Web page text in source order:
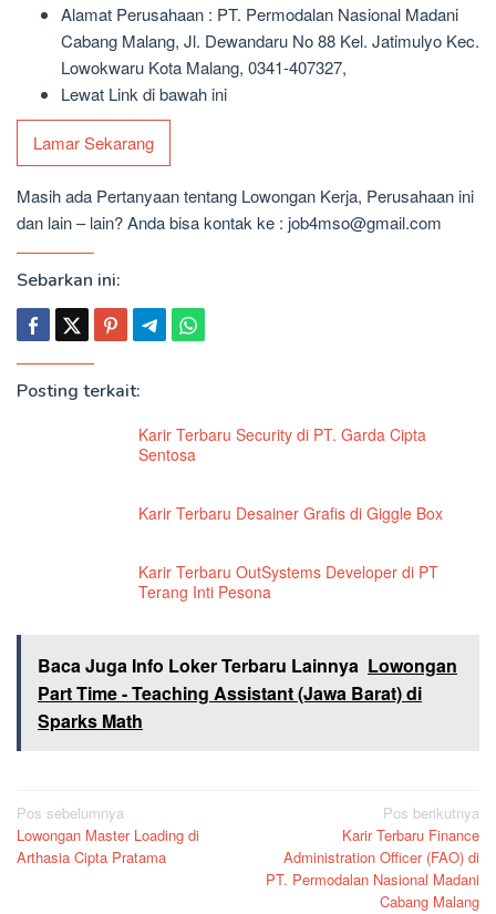
Alamat Perusahaan : PT. Permodalan Nasional Madani
Cabang Malang, Jl. Dewandaru No 88 Kel. Jatimulyo Kec.
Lowokwaru Kota Malang, 0341-407327,
Lewat Link di bawah ini
Lamar Sekarang
Masih ada Pertanyaan tentang Lowongan Kerja, Perusahaan ini
dan lain – lain? Anda bisa kontak ke : job4mso@gmail.com
Sebarkan ini:
Posting terkait:
Karir Terbaru Security di PT. Garda Cipta
Sentosa
Karir Terbaru Desainer Grafis di Giggle Box
Karir Terbaru OutSystems Developer di PT
Terang Inti Pesona
Baca Juga Info Loker Terbaru Lainnya Lowongan
Part Time - Teaching Assistant (Jawa Barat) di
Sparks Math
Navigasi
pos
Pos sebelumnya
Lowongan Master Loading di
Arthasia Cipta Pratama
Pos berikutnya
Karir Terbaru Finance
Administration Officer (FAO) di
PT. Permodalan Nasional Madani
Cabang Malang